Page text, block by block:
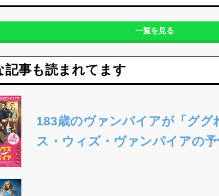
一覧を見る
記事も読まれてます
183歳のヴァンパイアが「ググ
ス・ウィズ・ヴァンパイアの